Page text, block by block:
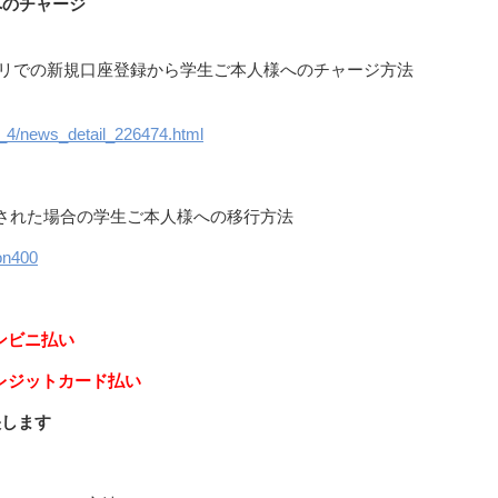
の新規口座登録から学生ご本人様へのチャージ方法
news_detail_226474.html
た場合の学生ご本人様への移行方法
ニ払い
ットカード払い
ます